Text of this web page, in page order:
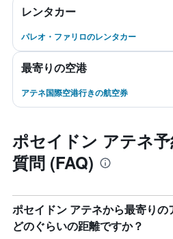
レンタカー
パレオ・ファリロのレンタカー
最寄りの空港
アテネ国際空港行きの航空券
ポセイドン アテネ
質問 (FAQ)
ポセイドン アテネから最寄りの
どのぐらいの距離ですか？